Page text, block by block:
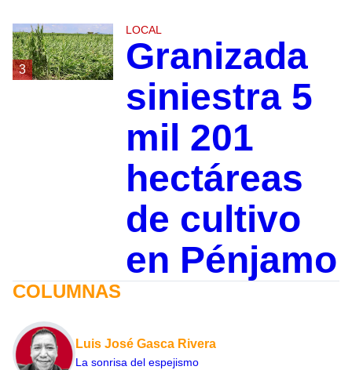
3
LOCAL
Granizada
siniestra 5
mil 201
hectáreas
de cultivo
en Pénjamo
COLUMNAS
Luis José Gasca Rivera
La sonrisa del espejismo